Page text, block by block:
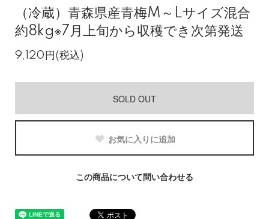
（冷蔵）青森県産青梅M～Lサイズ混合
約8kg※7月上旬から収穫でき次第発送
9,120円(税込)
SOLD OUT
お気に入りに追加
この商品について問い合わせる